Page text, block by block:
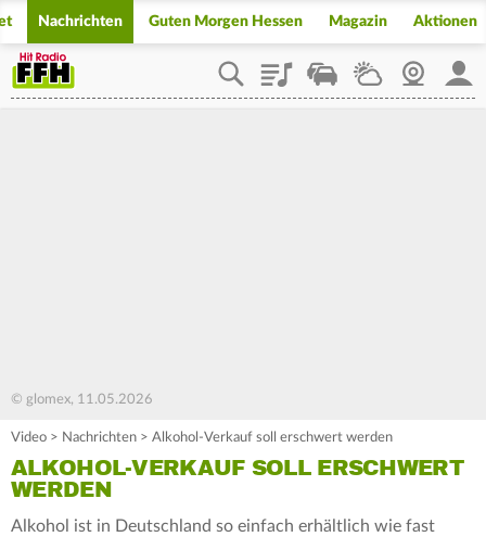
Nachrichten Guten Morgen Hessen Magazin Aktionen
PlaylistStaupilotWetterWebcam
© glomex, 11.05.2026
Video > Nachrichten > Alkohol-Verkauf soll erschwert werden
ALKOHOL-VERKAUF SOLL ERSCHWERT
WERDEN
Alkohol ist in Deutschland so einfach erhältlich wie fast